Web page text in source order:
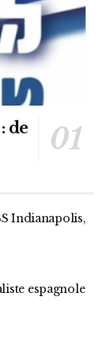
de
Indianapolis,
espagnole